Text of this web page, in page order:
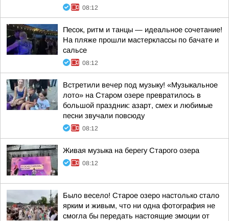
08:12
Песок, ритм и танцы — идеальное сочетание!
На пляже прошли мастерклассы по бачате и
сальсе
08:12
Встретили вечер под музыку! «Музыкальное
лото» на Старом озере превратилось в
большой праздник: азарт, смех и любимые
песни звучали повсюду
08:12
Живая музыка на берегу Старого озера
08:12
Было весело! Старое озеро настолько стало
ярким и живым, что ни одна фотография не
смогла бы передать настоящие эмоции от